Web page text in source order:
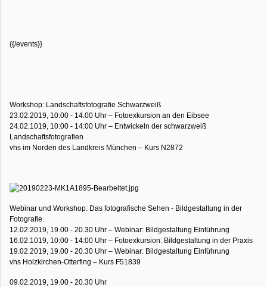
{{/events}}
Workshop: Landschaftsfotografie Schwarzweiß
23.02.2019, 10.00 - 14.00 Uhr – Fotoexkursion an den Eibsee
24.02.1019, 10:00 - 14:00 Uhr – Entwickeln der schwarzweiß
Landschaftsfotografien
vhs im Norden des Landkreis München – Kurs N2872
Webinar und Workshop: Das fotografische Sehen - Bildgestaltung in der
Fotografie.
12.02.2019, 19.00 - 20.30 Uhr – Webinar: Bildgestaltung Einführung
16.02.1019, 10:00 - 14:00 Uhr – Fotoexkursion: Bildgestaltung in der Praxis
19.02.2019, 19.00 - 20.30 Uhr – Webinar: Bildgestaltung Einführung
vhs Holzkirchen-Otterfing – Kurs F51839
09.02.2019, 19.00 - 20.30 Uhr